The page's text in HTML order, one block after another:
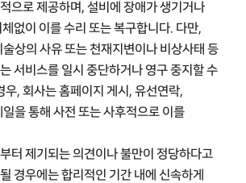
으로 제공하며, 설비에 장애가 생기거나
없이 이를 수리 또는 복구합니다. 다만,
상의 사유 또는 천재지변이나 비상사태 등
서비스를 일시 중단하거나 영구 중지할 수
우, 회사는 홈페이지 게시, 유선연락,
을 통해 사전 또는 사후적으로 이를
터 제기되는 의견이나 불만이 정당하다고
경우에는 합리적인 기간 내에 신속하게